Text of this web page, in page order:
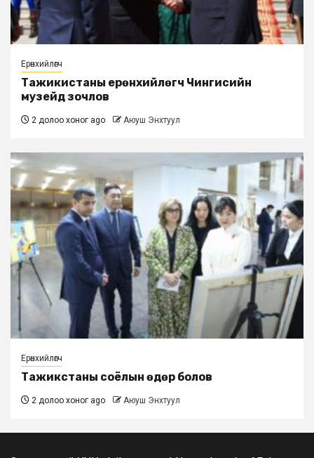
Ерөнхийлөгч
Тажикистаны ерөнхийлөгч Чингисийн
музейд зочлов
2 долоо хоног ago Аюуш Энхтуул
Ерөнхийлөгч
Тажикстаны соёлын өдөр болов
2 долоо хоног ago Аюуш Энхтуул